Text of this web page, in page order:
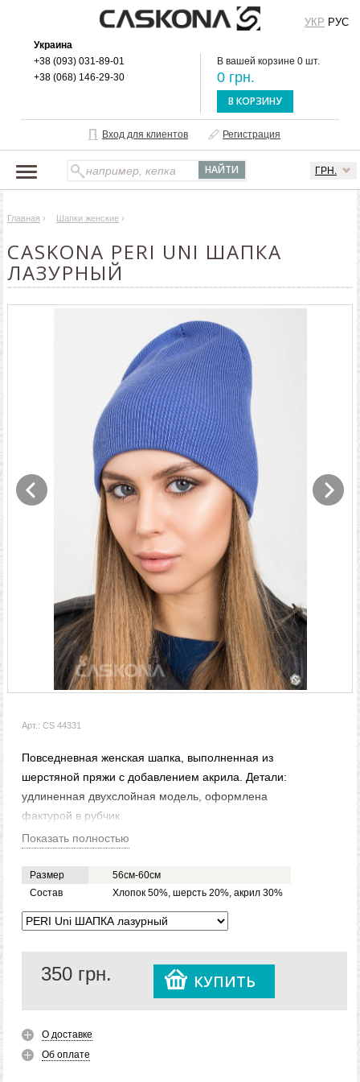
Украина
+38 (093) 031-89-01
+38 (068) 146-29-30
В вашей корзине 0 шт.
0 грн.
В КОРЗИНУ
Вход для клиентов Регистрация
ГРН.
УКР РУС
О БРЕНДЕ
ДОСТАВКА И ОПЛАТА
ОПТОВЫМ КЛИЕНТАМ
Главная › Шапки женские ›
CASKONA PERI UNI ШАПКА
ЛАЗУРНЫЙ
Арт.: CS 44331
Повседневная женская шапка, выполненная из
шерстяной пряжи с добавлением акрила. Детали:
удлиненная двухслойная модель, оформлена
фактурой в рубчик.
Показать полностью
Размер
56см-60см
Состав
Хлопок 50%, шерсть 20%, акрил 30%
350 грн. КУПИТЬ
О доставке
Об оплате